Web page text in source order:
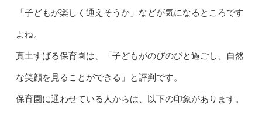
「子どもが楽しく通えそうか」などが気になるところです
よね。
真土すばる保育園は、「子どもがのびのびと過ごし、自然
な笑顔を見ることができる」と評判です。
保育園に通わせている人からは、以下の印象があります。